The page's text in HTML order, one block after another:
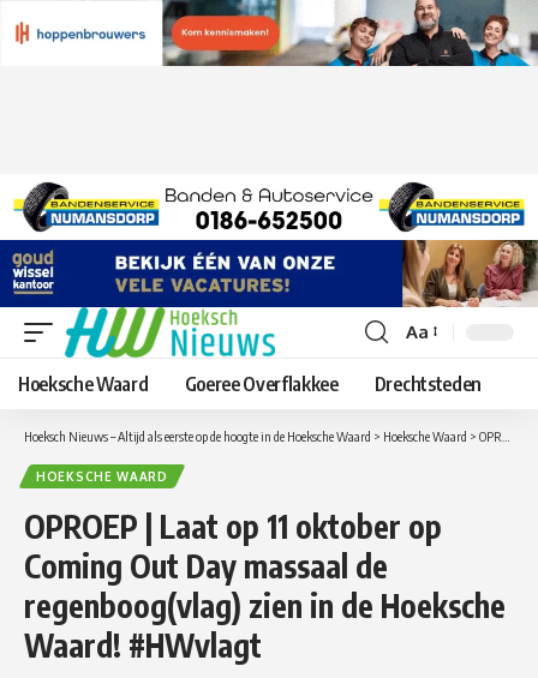
Lettergrootte
aanpassen
Aa
Hoeksche Waard Goeree Overflakkee Drechtsteden
Hoeksch Nieuws – Altijd als eerste op de hoogte in de Hoeksche Waard > Hoeksche Waard > OPROEP | Laat op 11 oktober op Coming Out Day massaal de regenboog(vlag) zien in de Hoeksche Waard! #HWvlagt
HOEKSCHE WAARD
OPROEP | Laat op 11 oktober op
Coming Out Day massaal de
regenboog(vlag) zien in de Hoeksche
Waard! #HWvlagt